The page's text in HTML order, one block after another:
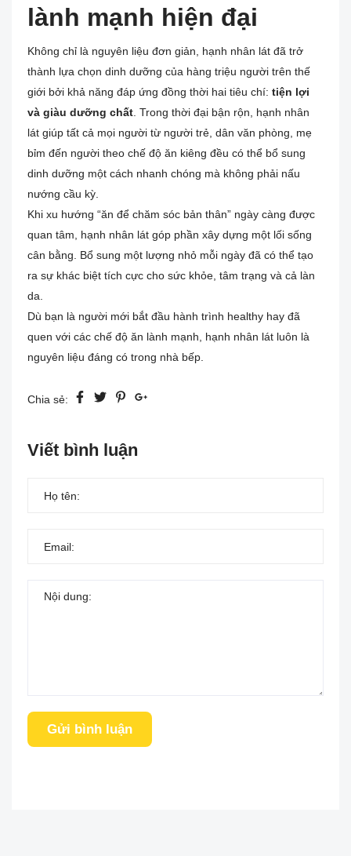
lành mạnh hiện đại
Không chỉ là nguyên liệu đơn giản, hạnh nhân lát đã trở
thành lựa chọn dinh dưỡng của hàng triệu người trên thế
giới bởi khả năng đáp ứng đồng thời hai tiêu chí: tiện lợi
và giàu dưỡng chất. Trong thời đại bận rộn, hạnh nhân
lát giúp tất cả mọi người từ người trẻ, dân văn phòng, mẹ
bỉm đến người theo chế độ ăn kiêng đều có thể bổ sung
dinh dưỡng một cách nhanh chóng mà không phải nấu
nướng cầu kỳ.
Khi xu hướng “ăn để chăm sóc bản thân” ngày càng được
quan tâm, hạnh nhân lát góp phần xây dựng một lối sống
cân bằng. Bổ sung một lượng nhỏ mỗi ngày đã có thể tạo
ra sự khác biệt tích cực cho sức khỏe, tâm trạng và cả làn
da.
Dù bạn là người mới bắt đầu hành trình healthy hay đã
quen với các chế độ ăn lành mạnh, hạnh nhân lát luôn là
nguyên liệu đáng có trong nhà bếp.
Chia sẻ:
Viết bình luận
Gửi bình luận